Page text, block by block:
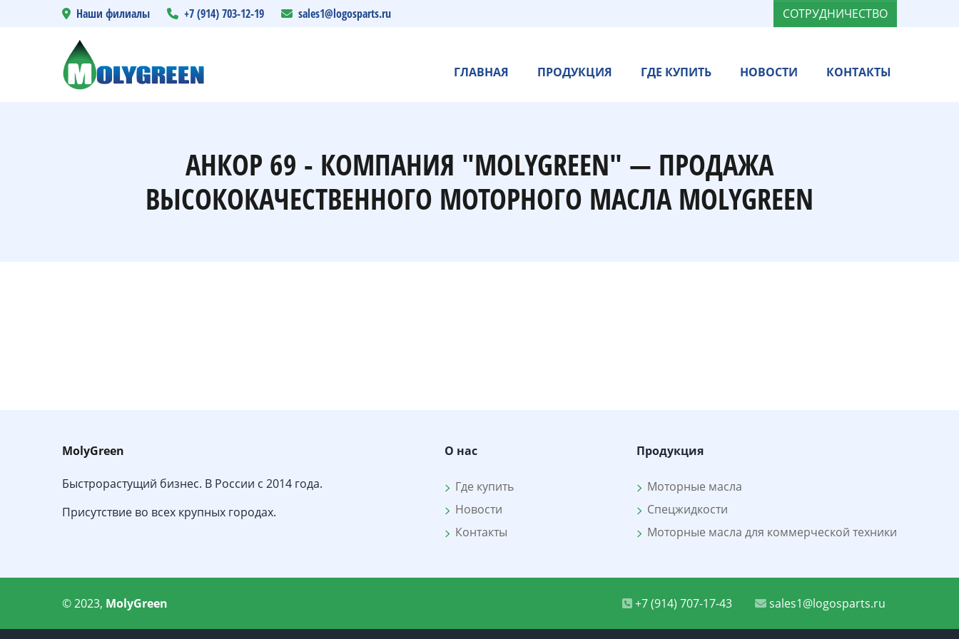
ГЛАВНАЯ ПРОДУКЦИЯ ГДЕ КУПИТЬ НОВОСТИ КОНТАКТЫ
Наши филиалы +7 (914) 703-12-19 sales1@logosparts.ru СОТРУДНИЧЕСТВО
АНКОР 69 - КОМПАНИЯ "MOLYGREEN" — ПРОДАЖА
ВЫСОКОКАЧЕСТВЕННОГО МОТОРНОГО МАСЛА MOLYGREEN
MolyGreen
Быстрорастущий бизнес. В России с 2014 года.
Присутствие во всех крупных городах.
О нас
Где купить
Новости
Контакты
Продукция
Моторные масла
Спецжидкости
Моторные масла для коммерческой техники
© 2023, MolyGreen +7 (914) 707-17-43 sales1@logosparts.ru